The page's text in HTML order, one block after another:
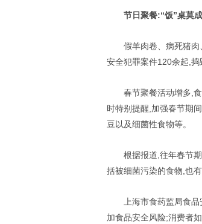
节日聚餐:“饭”桌莫
假羊肉卷、病死猪
安全犯罪案件120余起,捣
春节聚餐活动增多,
时特别提醒,加强春节期
豆以及细菌性食物等。
根据报道,往年春节
括被细菌污染的食物,也
上海市食药监局食
加食品安全风险;消费者